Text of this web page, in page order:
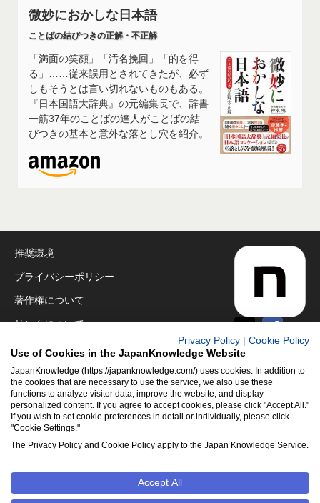
微妙におかしな日本語
ことばの結びつきの正解・不正解
「満面の笑顔」「汚名挽回」「的を得
る」……従来誤用とされてきたが、必ず
しもそうとは言い切れないものもある。
『日本国語大辞典』の元編集長で、辞書
一筋37年のことばの達人がことばの結
びつきの基本と意外な落とし穴を紹介。
推奨環境
プライバシーポリシー
著作権について
リンクについて
免責事項
運営会社
アクセシビリティ対応
クッキーポリシー
Cookie設定
NetAdvance Inc. All rights reserved.
Privacy Policy
Cookie Policy
Use of Cookies in the JapanKnowledge Website
JapanKnowledge (https://japanknowledge.com/) uses cookies. In addition to
the cookies that are necessary to use the service, we also use these
functions to analyze visitor data, improve the website, and display
personalized content. If you agree to accept cookies, please click "Accept All."
If you wish to set cookie preferences in detail or individually, please click
"Cookie Settings."
The Privacy Policy and Cookie Policy apply to the Japan Knowledge Service.
Accept All